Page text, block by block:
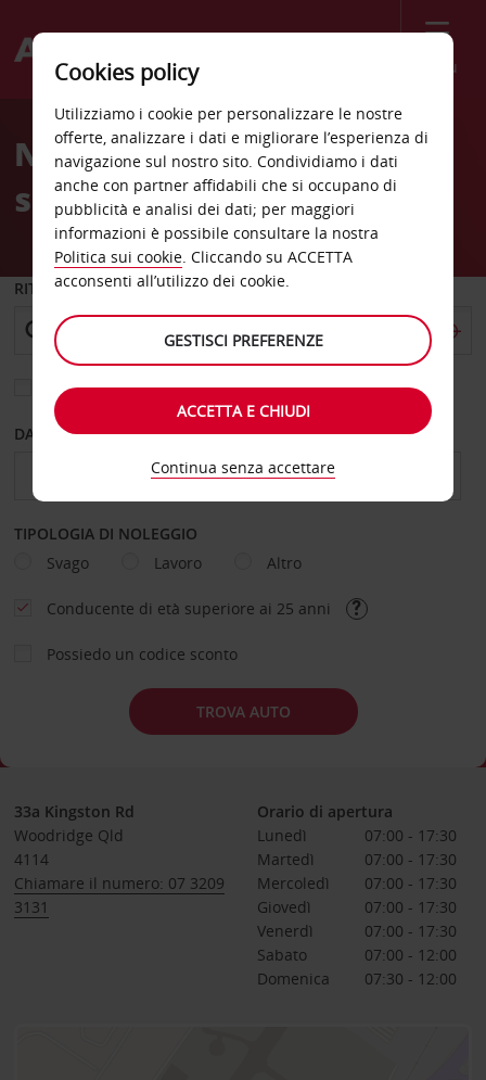
Menù
Welcome
AvisNoleggio auto Brisbane
sud
RITIRO DA
Scegli una località di riconsegna diversa
DAL GIORNO AL GIORNO
TIPOLOGIA DI NOLEGGIO
Svago
Lavoro Altro
Conducente di età superiore ai 25 anni
Possiedo un codice sconto
TROVA AUTO
33a Kingston Rd
Woodridge Qld
4114
Chiamare il numero: 07 3209
3131
Orario di apertura
Lunedì
07:00 - 17:30
Martedì
07:00 - 17:30
Mercoledì
07:00 - 17:30
Giovedì
07:00 - 17:30
Venerdì
07:00 - 17:30
Sabato
07:00 - 12:00
Domenica
07:30 - 12:00
Cookies policy
Utilizziamo i cookie per personalizzare le nostre
offerte, analizzare i dati e migliorare l’esperienza di
navigazione sul nostro sito. Condividiamo i dati
anche con partner affidabili che si occupano di
pubblicità e analisi dei dati; per maggiori
informazioni è possibile consultare la nostra
Politica sui cookie. Cliccando su ACCETTA
acconsenti all’utilizzo dei cookie.
GESTISCI PREFERENZE
ACCETTA E CHIUDI
Continua senza accettare